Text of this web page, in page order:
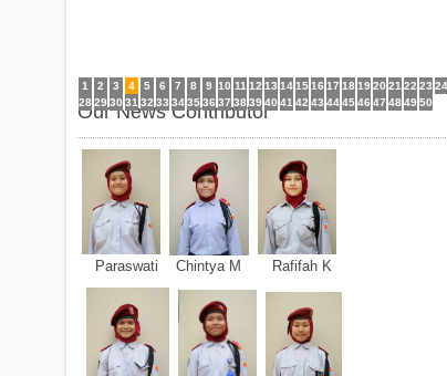
1 2 3 4 5 6 7 8 9 10 11 12 13 141516 17 18 19 20 21 22 23 24
28 29 30 31 32 33 343536 37 38 39 40 41 42 43 444546 47 48 49 50
Our News Contributor
Paraswati Chintya M Rafifah K